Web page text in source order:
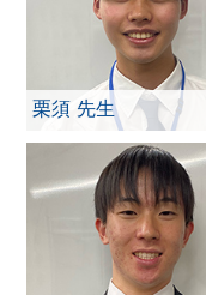
栗須 先生